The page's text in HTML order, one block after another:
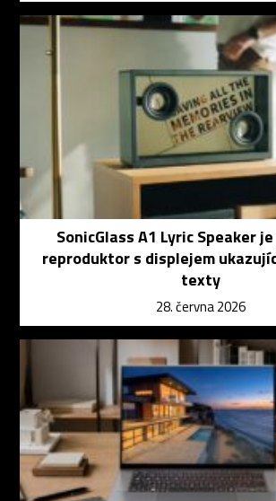
SonicGlass A1 Lyric Speaker
reproduktor s displejem
texty
28. června 2026